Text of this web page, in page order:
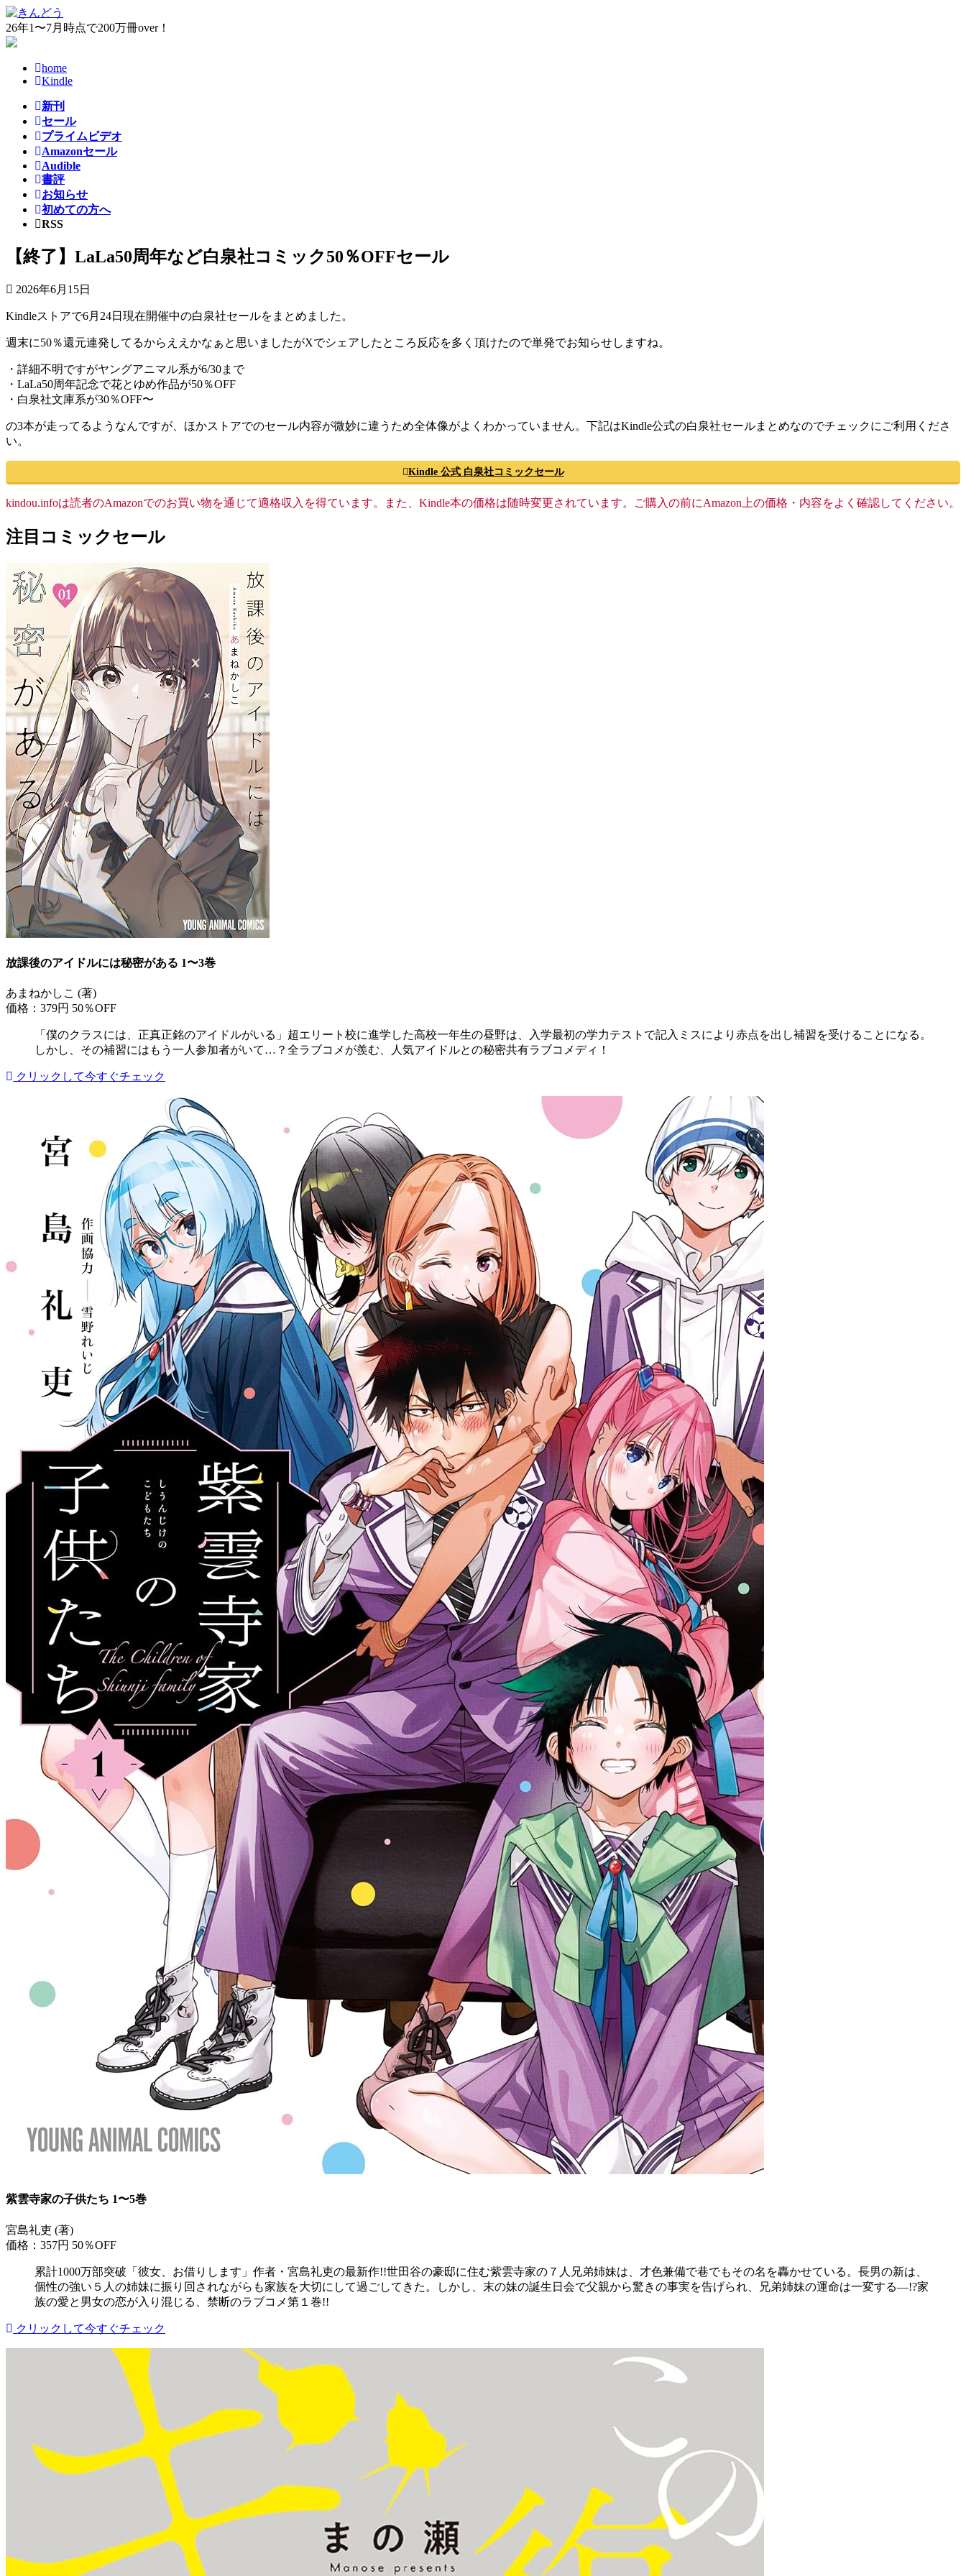
コ
ン
テ
ナ
ビ
ゲ
26年1〜7月時点で200万冊over！
home
Kindle
新刊
セール
プライムビデオ
Amazonセール
Audible
書評
お知らせ
初めての方へ
RSS
【終了】LaLa50周年など白泉社コミック50％OFFセール
2026年6月15日
Kindleストアで6月24日現在開催中の白泉社セールをまとめました。
週末に50％還元連発してるからええかなぁと思いましたがXでシェアしたところ反応を多く頂けたので単発でお知らせしますね。
・詳細不明ですがヤングアニマル系が6/30まで
・LaLa50周年記念で花とゆめ作品が50％OFF
・白泉社文庫系が30％OFF〜
の3本が走ってるようなんですが、ほかストアでのセール内容が微妙に違うため全体像がよくわかっていません。下記はKindle公式の白泉社セールまとめなのでチェックにご利用くださ
い。
Kindle 公式 白泉社コミックセール
kindou.infoは読者のAmazonでのお買い物を通じて適格収入を得ています。また、Kindle本の価格は随時変更されています。ご購入の前にAmazon上の価格・内容をよく確認してください。
注目コミックセール
放課後のアイドルには秘密がある 1〜3巻
あまねかしこ (著)
価格：379円 50％OFF
「僕のクラスには、正真正銘のアイドルがいる」超エリート校に進学した高校一年生の昼野は、入学最初の学力テストで記入ミスにより赤点を出し補習を受けることになる。
しかし、その補習にはもう一人参加者がいて…？全ラブコメが羨む、人気アイドルとの秘密共有ラブコメディ！
クリックして今すぐチェック
紫雲寺家の子供たち 1〜5巻
宮島礼吏 (著)
価格：357円 50％OFF
累計1000万部突破「彼女、お借りします」作者・宮島礼吏の最新作!!世田谷の豪邸に住む紫雲寺家の７人兄弟姉妹は、才色兼備で巷でもその名を轟かせている。長男の新は、
個性の強い５人の姉妹に振り回されながらも家族を大切にして過ごしてきた。しかし、末の妹の誕生日会で父親から驚きの事実を告げられ、兄弟姉妹の運命は一変する―!?家
族の愛と男女の恋が入り混じる、禁断のラブコメ第１巻!!
クリックして今すぐチェック